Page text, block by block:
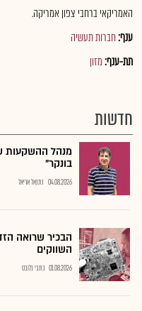
האמריקאי ברחבי צפון אמריקה.
ענף:חברות תעשיה
תת-ענף:מזון
חדשות
מנהל ההשקעות
בונקר"
04.08.2026 נתנאל אריאל
הבכיר שרואה
השווקים
01.08.2026 כתבי גלובס